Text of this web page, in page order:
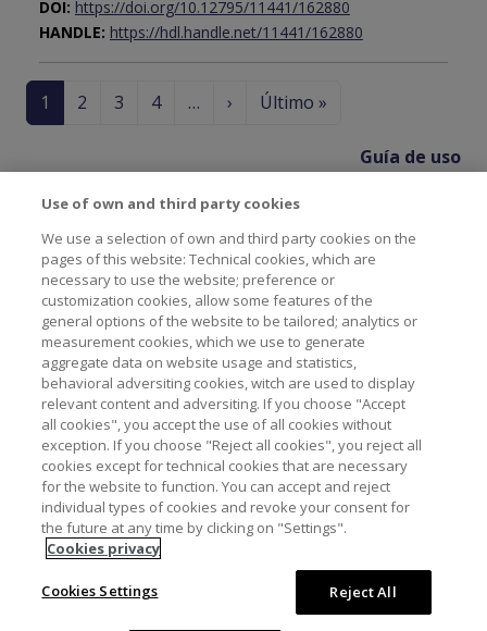
DOI: https://doi.org/10.12795/11441/162880
HANDLE: https://hdl.handle.net/11441/162880
Paginación
1 2 3 4 … › Siguiente página
Último »
Guía de uso
Pie de página
Contacto
Aviso Legal y Política de Privacidad
Política de cookies
Accesibilidad
Mapa web
Licencia Creative Commons Atribución-NoComercial 3.0
Use of own and third party cookies
We use a selection of own and third party cookies on the
pages of this website: Technical cookies, which are
necessary to use the website; preference or
customization cookies, allow some features of the
general options of the website to be tailored; analytics or
measurement cookies, which we use to generate
aggregate data on website usage and statistics,
behavioral adversiting cookies, witch are used to display
relevant content and adversiting. If you choose "Accept
all cookies", you accept the use of all cookies without
exception. If you choose "Reject all cookies", you reject all
cookies except for technical cookies that are necessary
for the website to function. You can accept and reject
individual types of cookies and revoke your consent for
the future at any time by clicking on "Settings".
Cookies privacy
Cookies Settings Reject All